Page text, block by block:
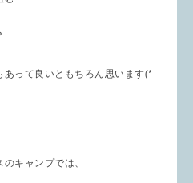
って良いともちろん思います(*
キャンプでは、